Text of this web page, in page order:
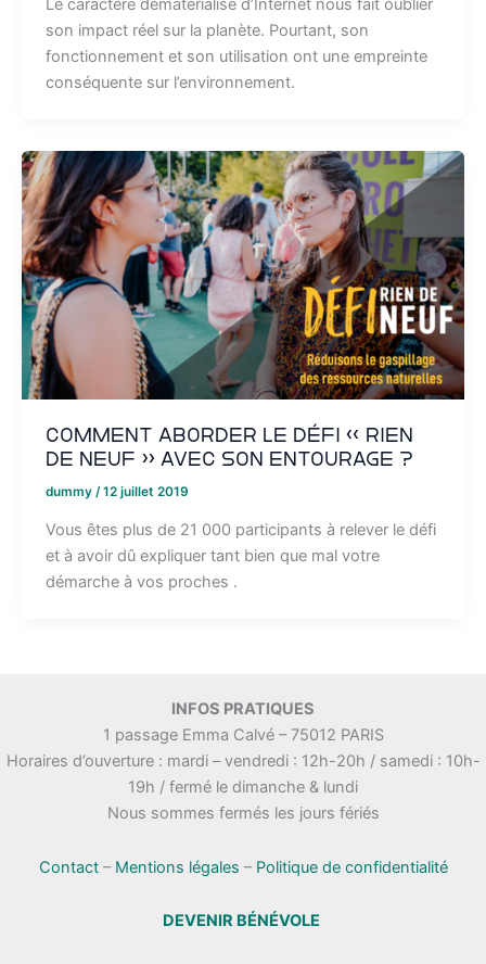
Le caractère dématérialisé d’Internet nous fait oublier
son impact réel sur la planète. Pourtant, son
fonctionnement et son utilisation ont une empreinte
conséquente sur l’environnement.
Comment aborder le Défi « Rien
de neuf » avec son entourage ?
dummy /12 juillet 2019
Vous êtes plus de 21 000 participants à relever le défi
et à avoir dû expliquer tant bien que mal votre
démarche à vos proches .
INFOS PRATIQUES
1 passage Emma Calvé – 75012 PARIS
Horaires d’ouverture : mardi – vendredi : 12h-20h / samedi : 10h-
19h / fermé le dimanche & lundi
Nous sommes fermés les jours fériés
Contact– Mentions légales – Politique de confidentialité
DEVENIR BÉNÉVOLE